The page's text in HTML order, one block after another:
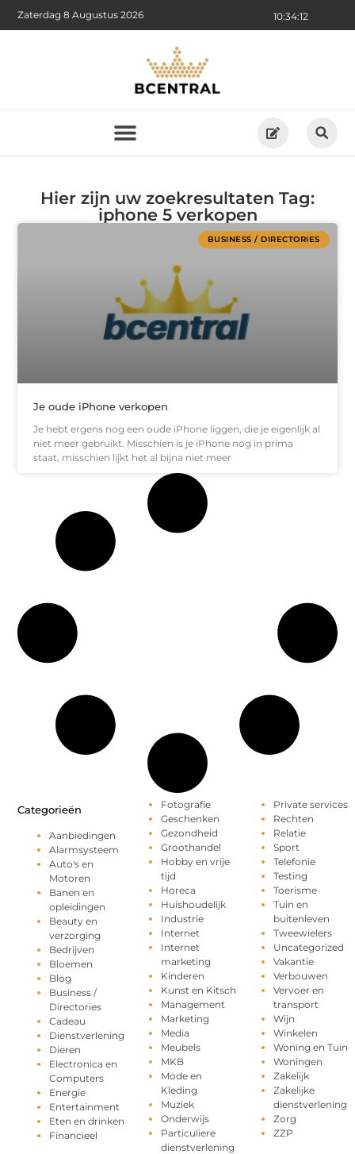
10:34:13
Zaterdag 8 Augustus 2026
Hier zijn uw zoekresultaten Tag:
iphone 5 verkopen
BUSINESS / DIRECTORIES
Je oude iPhone verkopen
Je hebt ergens nog een oude iPhone liggen, die je eigenlijk al
niet meer gebruikt. Misschien is je iPhone nog in prima
staat, misschien lijkt het al bijna niet meer
Categorieën
Aanbiedingen
Alarmsysteem
Auto's en
Motoren
Banen en
opleidingen
Beauty en
verzorging
Bedrijven
Bloemen
Blog
Business /
Directories
Cadeau
Dienstverlening
Dieren
Electronica en
Computers
Energie
Entertainment
Eten en drinken
Financieel
Fotografie
Geschenken
Gezondheid
Groothandel
Hobby en vrije
tijd
Horeca
Huishoudelijk
Industrie
Internet
Internet
marketing
Kinderen
Kunst en Kitsch
Management
Marketing
Media
Meubels
MKB
Mode en
Kleding
Muziek
Onderwijs
Particuliere
dienstverlening
Private services
Rechten
Relatie
Sport
Telefonie
Testing
Toerisme
Tuin en
buitenleven
Tweewielers
Uncategorized
Vakantie
Verbouwen
Vervoer en
transport
Wijn
Winkelen
Woning en Tuin
Woningen
Zakelijk
Zakelijke
dienstverlening
Zorg
ZZP